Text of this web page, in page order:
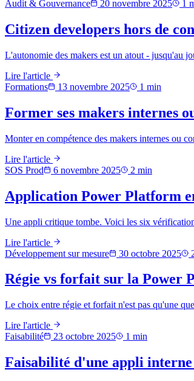
Audit & Gouvernance
20 novembre 2025 1
Citizen developers hors de
L'autonomie des makers est un atout - jusqu'au
Lire l'article
Formations
13 novembre 2025 1 min
Former ses makers internes
Monter en compétence des makers internes ou
Lire l'article
SOS Prod
6 novembre 2025 2 min
Application Power Platform
Une appli critique tombe. Voici les six
Lire l'article
Développement sur mesure
30 octobre 2025
Régie vs forfait sur la Power
Le choix entre régie et forfait n'est pas qu'une
Lire l'article
Faisabilité
23 octobre 2025 1 min
Faisabilité d'une appli